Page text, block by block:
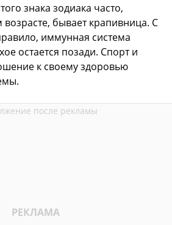
знака зодиака часто,
бывает крапивница. С
иммунная система
остается позади. Спорт и
к своему здоровью